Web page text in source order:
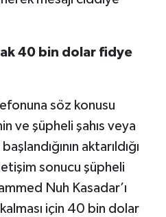
40 bin dolar fidye
söz konusu
ve şüpheli şahıs veya
aktarıldığı
sonucu şüpheli
Nuh Kasadar’ı
için 40 bin dolar